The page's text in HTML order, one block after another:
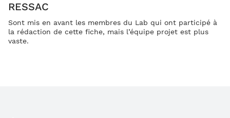
RESSAC
Sont mis en avant les membres du Lab qui ont participé à
la rédaction de cette fiche, mais l’équipe projet est plus
vaste.